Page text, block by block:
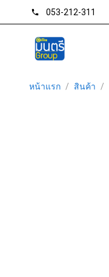
phone 053-212-311
หน้าแรก / สินค้า /